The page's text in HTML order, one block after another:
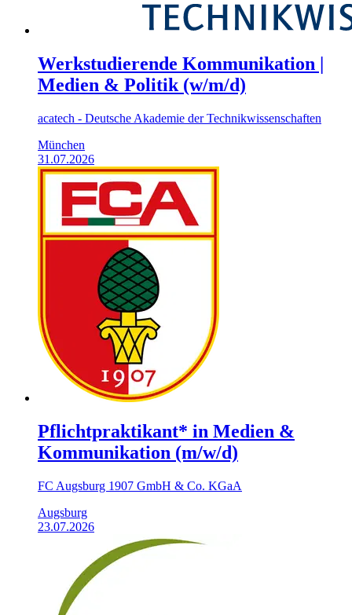
Werkstudierende Kommunikation |
Medien & Politik (w/m/d)
acatech - Deutsche Akademie der Technikwissenschaften
München
31.07.2026
Pflichtpraktikant* in Medien &
Kommunikation (m/w/d)
FC Augsburg 1907 GmbH & Co. KGaA
Augsburg
23.07.2026